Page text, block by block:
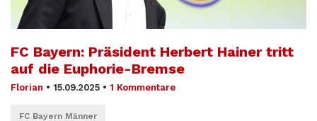
FC Bayern: Präsident Herbert Hainer tritt
auf die Euphorie-Bremse
Florian • 15.09.2025 • 1 Kommentare
FC Bayern Männer